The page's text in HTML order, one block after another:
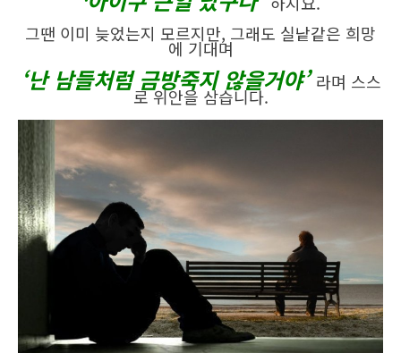
그땐 이미 늦었는지 모르지만, 그래도 실낱같은 희망
에 기대며
‘난 남들처럼 금방죽지 않을거야’라며 스스
로 위안을 삼습니다.